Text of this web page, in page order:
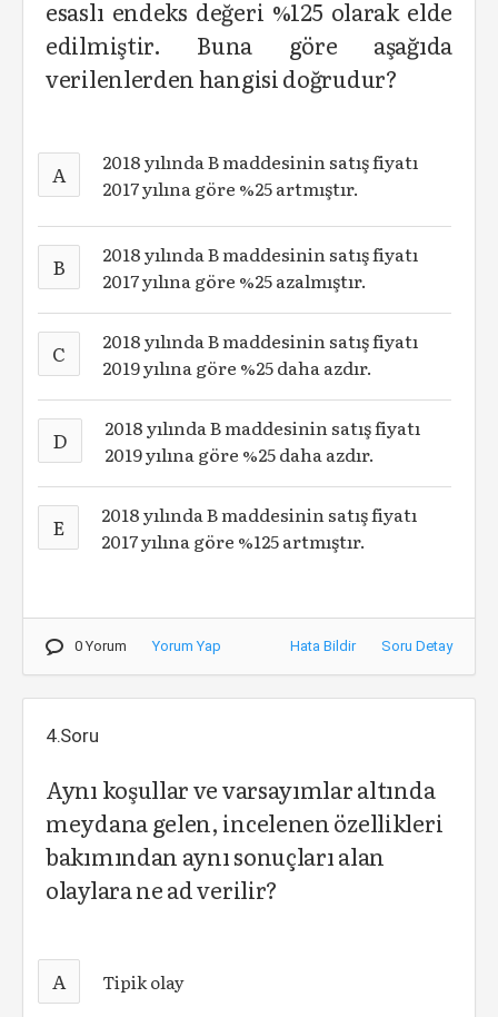
esaslı endeks değeri %125 olarak elde
edilmiştir. Buna göre aşağıda
verilenlerden hangisi doğrudur?
A
2018 yılında B maddesinin satış fiyatı
2017 yılına göre %25 artmıştır.
B
2018 yılında B maddesinin satış fiyatı
2017 yılına göre %25 azalmıştır.
C
2018 yılında B maddesinin satış fiyatı
2019 yılına göre %25 daha azdır.
D
2018 yılında B maddesinin satış fiyatı
2019 yılına göre %25 daha azdır.
E
2018 yılında B maddesinin satış fiyatı
2017 yılına göre %125 artmıştır.
0 Yorum Yorum Yap Hata Bildir Soru Detay
4.Soru
Aynı koşullar ve varsayımlar altında
meydana gelen, incelenen özellikleri
bakımından aynı sonuçları alan
olaylara ne ad verilir?
A Tipik olay